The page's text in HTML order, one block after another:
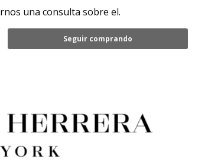
una consulta sobre el.
Seguir comprando